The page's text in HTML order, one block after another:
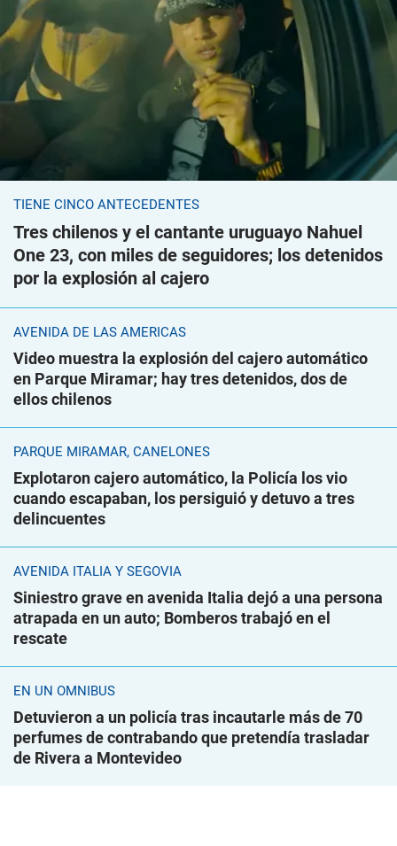
TIENE CINCO ANTECEDENTES
Tres chilenos y el cantante uruguayo Nahuel
One 23, con miles de seguidores; los detenidos
por la explosión al cajero
AVENIDA DE LAS AMÉRICAS
Video muestra la explosión del cajero automático
en Parque Miramar; hay tres detenidos, dos de
ellos chilenos
PARQUE MIRAMAR, CANELONES
Explotaron cajero automático, la Policía los vio
cuando escapaban, los persiguió y detuvo a tres
delincuentes
AVENIDA ITALIA Y SEGOVIA
Siniestro grave en avenida Italia dejó a una persona
atrapada en un auto; Bomberos trabajó en el
rescate
EN UN ÓMNIBUS
Detuvieron a un policía tras incautarle más de 70
perfumes de contrabando que pretendía trasladar
de Rivera a Montevideo